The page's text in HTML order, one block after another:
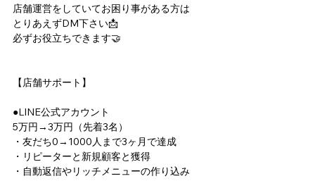
店舗運営をしていてお困り事がある方は
とりあえずDM下さい📩
必ずお役立ちできます🤝
【店舗サポート】
●LINE公式アカウント
5万円→3万円（先着3名）
・友だち0→1000人まで3ヶ月で達成
・リピーターと新規顧客と獲得
・自動返信やリッチメニューの作り込み